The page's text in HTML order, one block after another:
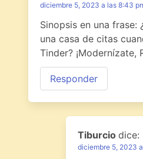
diciembre 5, 2023 a las 8:43
Sinopsis en una frase:
una casa de citas
Tinder? ¡Modernízate,
Responder
Tiburcio dice:
diciembre 5, 2023